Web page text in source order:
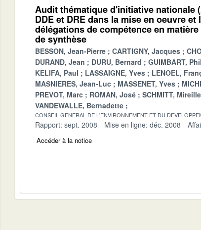
Audit thématique d'initiative nationale
DDE et DRE dans la mise en oeuvre
délégations de compétence en
de synthèse
BESSON, Jean-Pierre CARTIGNY, Jacques
DURAND, Jean
DURU, Bernard GUIMBART,
KELIFA, Paul
LASSAIGNE, Yves LENOEL,
MASNIERES, Jean-Luc
MASSENET, Yves
PREVOT, Marc
ROMAN, José SCHMITT, Mireille
VANDEWALLE, Bernadette
CONSEIL GENERAL DE L'ENVIRONNEMENT ET DU
Rapport: sept. 2008 Mise en ligne: déc. 2008
Accéder à la notice